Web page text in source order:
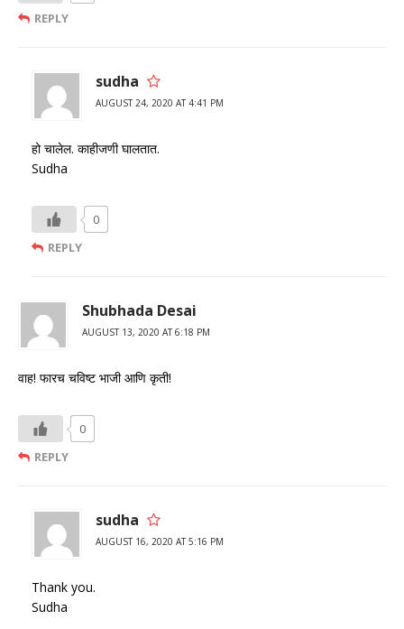
REPLY
sudha
AUGUST 24, 2020 AT 4:41 PM
हो चालेल. काहीजणी घालतात.
Sudha
0
REPLY
Shubhada Desai
AUGUST 13, 2020 AT 6:18 PM
वाह! फारच चविष्ट भाजी आणि कृती!
0
REPLY
sudha
AUGUST 16, 2020 AT 5:16 PM
Thank you.
Sudha